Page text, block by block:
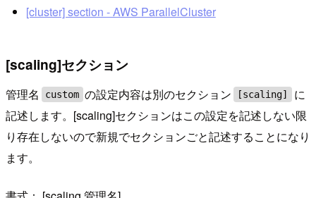
[cluster] section - AWS ParallelCluster
[scaling]セクション
管理名 custom の設定内容は別のセクション [scaling]
に
記述します。[scaling]セクションはこの設定を記述しない限
り存在しないので新規でセクションごと記述することになり
ます。